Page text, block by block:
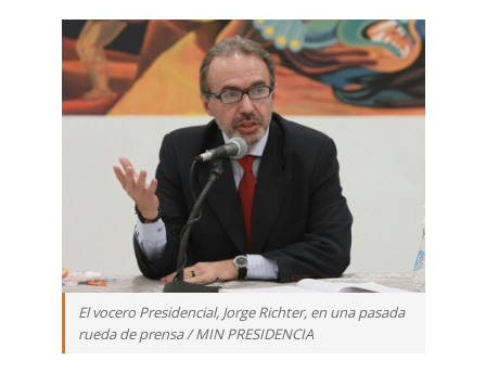
El vocero Presidencial, Jorge Richter, en una pasada
rueda de prensa / MIN PRESIDENCIA